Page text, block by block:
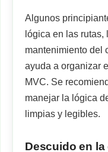
Algunos
lógica en las rutas,
mantenimiento del
ayuda a organizar
MVC. Se
manejar la lógica
limpias y legibles.
Descuido en